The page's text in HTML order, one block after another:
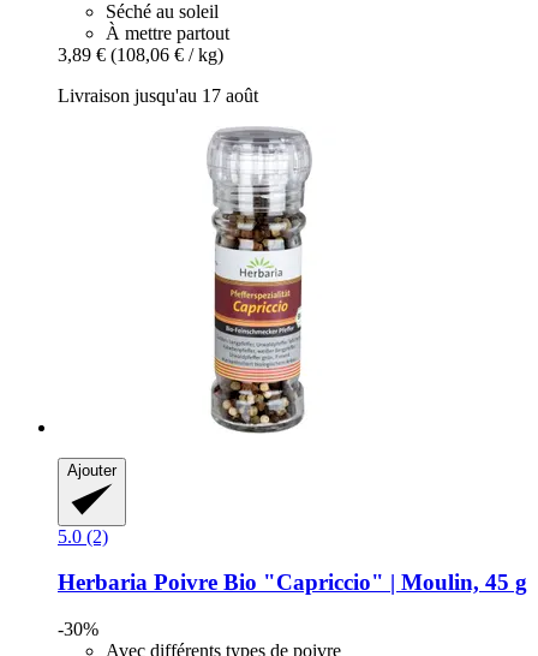
Séché au soleil
À mettre partout
3,89 € (108,06 € / kg)
Livraison jusqu'au 17 août
Ajouter
5.0 (2)
Herbaria Poivre Bio "Capriccio" | Moulin, 45 g
-30%
Avec différents types de poivre